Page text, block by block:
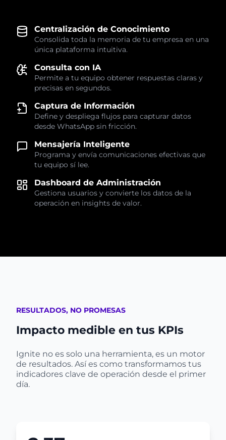
Centralización de Conocimiento
Consolida toda la memoria de tu empresa en una
única plataforma intuitiva.
Consulta con IA
Permite a tu equipo obtener respuestas claras y
precisas en segundos.
Captura de Información
Define y despliega flujos para capturar datos
desde WhatsApp sin fricción.
Mensajería Inteligente
Programa y envía comunicaciones efectivas que
tu equipo sí lee.
Dashboard de Administración
Gestiona usuarios y convierte los datos de la
operación en insights de valor.
RESULTADOS, NO PROMESAS
Impacto medible en tus KPIs
Ignite no es solo una herramienta, es un motor
de resultados. Así es como transformamos tus
indicadores clave de operación desde el primer
día.